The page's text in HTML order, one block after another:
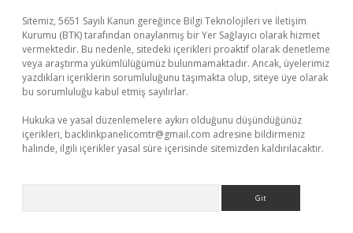
Sitemiz, 5651 Sayılı Kanun gereğince Bilgi Teknolojileri ve İletişim
Kurumu (BTK) tarafından onaylanmış bir Yer Sağlayıcı olarak hizmet
vermektedir. Bu nedenle, sitedeki içerikleri proaktif olarak denetleme
veya araştırma yükümlülüğümüz bulunmamaktadır. Ancak, üyelerimiz
yazdıkları içeriklerin sorumluluğunu taşımakta olup, siteye üye olarak
bu sorumluluğu kabul etmiş sayılırlar.
Hukuka ve yasal düzenlemelere aykırı olduğunu düşündüğünüz
içerikleri, backlinkpanelicomtr@gmail.com adresine bildirmeniz
halinde, ilgili içerikler yasal süre içerisinde sitemizden kaldırılacaktır.